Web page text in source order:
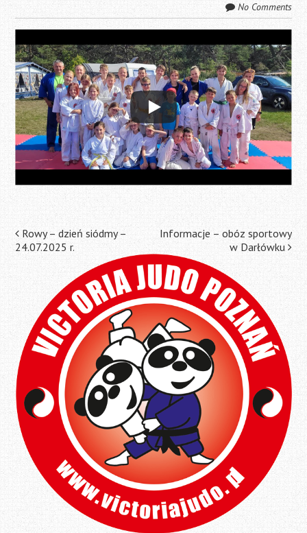
No Comments
Post
navigation
Rowy – dzień siódmy –
24.07.2025 r.
Informacje – obóz sportowy
w Darłówku